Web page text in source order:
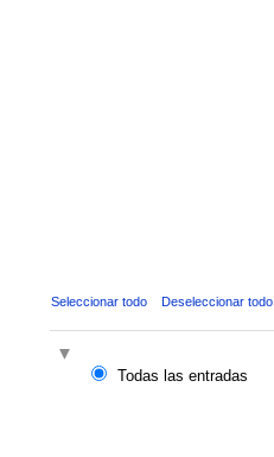
Seleccionar todo Deseleccionar todo
Todas las entradas